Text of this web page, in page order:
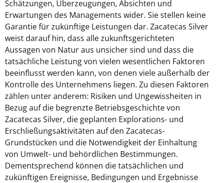
Schätzungen, Überzeugungen, Absichten und
Erwartungen des Managements wider. Sie stellen keine
Garantie für zukünftige Leistungen dar. Zacatecas Silver
weist darauf hin, dass alle zukunftsgerichteten
Aussagen von Natur aus unsicher sind und dass die
tatsächliche Leistung von vielen wesentlichen Faktoren
beeinflusst werden kann, von denen viele außerhalb der
Kontrolle des Unternehmens liegen. Zu diesen Faktoren
zählen unter anderem: Risiken und Ungewissheiten in
Bezug auf die begrenzte Betriebsgeschichte von
Zacatecas Silver, die geplanten Explorations- und
Erschließungsaktivitäten auf den Zacatecas-
Grundstücken und die Notwendigkeit der Einhaltung
von Umwelt- und behördlichen Bestimmungen.
Dementsprechend können die tatsächlichen und
zukünftigen Ereignisse, Bedingungen und Ergebnisse